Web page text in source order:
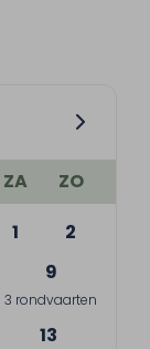
ZA
ZO
1
2
9
3 rondvaarten
13